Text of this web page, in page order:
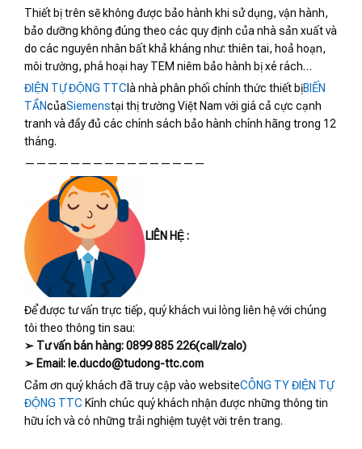
Thiết bị trên sẽ không được bảo hành khi sử dụng, vận hành,
bảo dưỡng không đúng theo các quy định của nhà sản xuất và
do các nguyên nhân bất khả kháng như: thiên tai, hoả hoạn,
môi trường, phá hoại hay TEM niêm bảo hành bị xé rách…
ĐIỆN TỰ ĐỘNG TTC là nhà phân phối chính thức thiết bịBIẾN
TẦNcủaSiemenstại thị trường Việt Nam với giá cả cực cạnh
tranh và đầy đủ các chính sách bảo hành chính hãng trong 12
tháng.
————————————————
LIÊN HỆ :
Để được tư vấn trực tiếp, quý khách vui lòng liên hệ với chúng
tôi theo thông tin sau:
➢ Tư vấn bán hàng: 0899 885 226(call/zalo)
➢ Email: le.ducdo@tudong-ttc.com
Cảm ơn quý khách đã truy cập vào websiteCÔNG TY ĐIỆN TỰ
ĐỘNG TTC Kính chúc quý khách nhận được những thông tin
hữu ích và có những trải nghiệm tuyệt vời trên trang.